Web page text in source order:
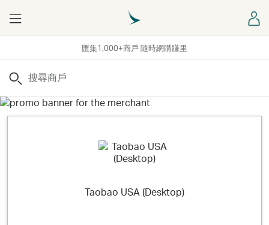
匯集1,000+商戶 隨時網購賺里
Menu
搜尋
Taobao USA (Desktop)